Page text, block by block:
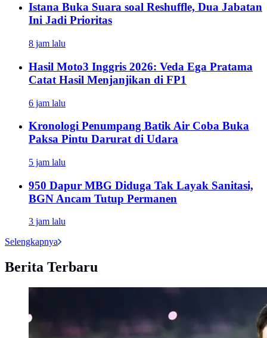
Istana Buka Suara soal Reshuffle, Dua Jabatan
Ini Jadi Prioritas
8 jam lalu
Hasil Moto3 Inggris 2026: Veda Ega Pratama
Catat Hasil Menjanjikan di FP1
6 jam lalu
Kronologi Penumpang Batik Air Coba Buka
Paksa Pintu Darurat di Udara
5 jam lalu
950 Dapur MBG Diduga Tak Layak Sanitasi,
BGN Ancam Tutup Permanen
3 jam lalu
Selengkapnya
Berita Terbaru